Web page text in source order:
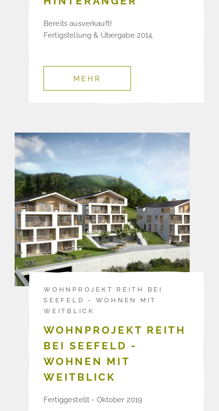
Bereits ausverkauft!
Fertigstellung & Übergabe 2014.
MEHR
WOHNPROJEKT REITH BEI
SEEFELD - WOHNEN MIT
WEITBLICK
WOHNPROJEKT REITH
BEI SEEFELD -
WOHNEN MIT
WEITBLICK
Fertiggestellt - Oktober 2019